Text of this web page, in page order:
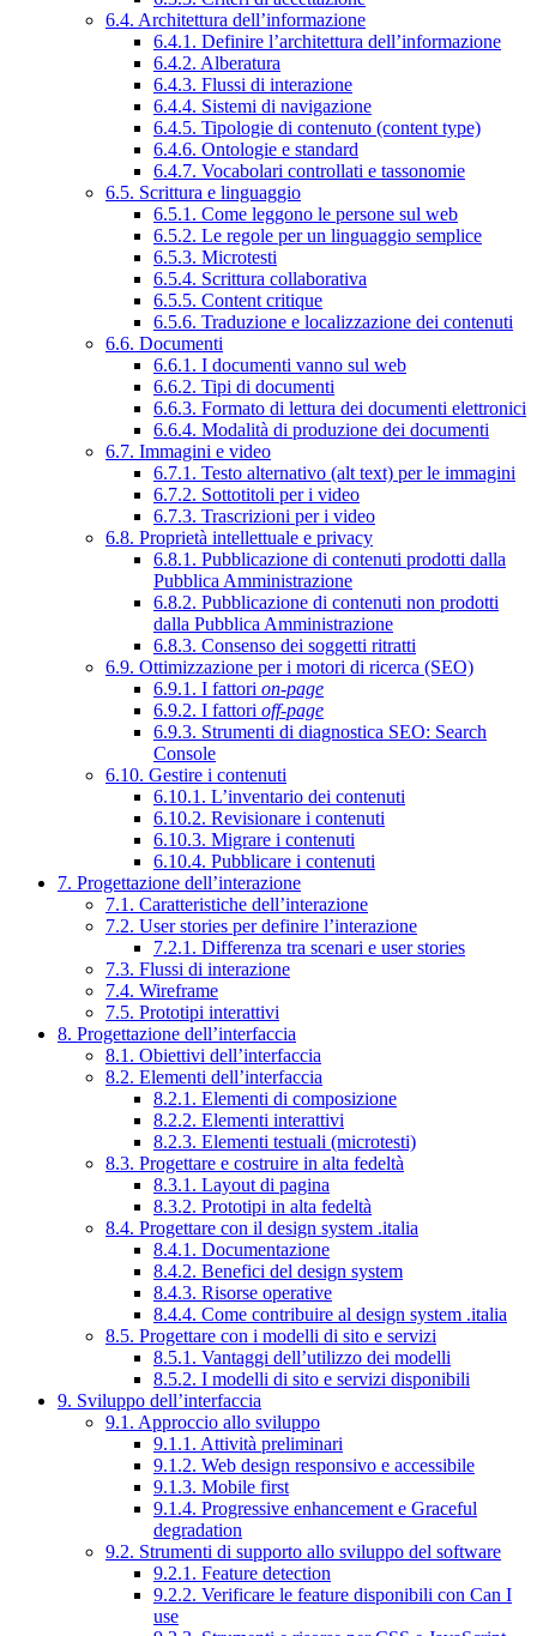
6.4. Architettura dell’informazione
6.4.1. Definire l’architettura dell’informazione
6.4.2. Alberatura
6.4.3. Flussi di interazione
6.4.4. Sistemi di navigazione
6.4.5. Tipologie di contenuto (content type)
6.4.6. Ontologie e standard
6.4.7. Vocabolari controllati e tassonomie
6.5. Scrittura e linguaggio
6.5.1. Come leggono le persone sul web
6.5.2. Le regole per un linguaggio semplice
6.5.3. Microtesti
6.5.4. Scrittura collaborativa
6.5.5. Content critique
6.5.6. Traduzione e localizzazione dei contenuti
6.6. Documenti
6.6.1. I documenti vanno sul web
6.6.2. Tipi di documenti
6.6.3. Formato di lettura dei documenti elettronici
6.6.4. Modalità di produzione dei documenti
6.7. Immagini e video
6.7.1. Testo alternativo (alt text) per le immagini
6.7.2. Sottotitoli per i video
6.7.3. Trascrizioni per i video
6.8. Proprietà intellettuale e privacy
6.8.1. Pubblicazione di contenuti prodotti dalla
Pubblica Amministrazione
6.8.2. Pubblicazione di contenuti non prodotti
dalla Pubblica Amministrazione
6.8.3. Consenso dei soggetti ritratti
6.9. Ottimizzazione per i motori di ricerca (SEO)
6.9.1. I fattori on-page
6.9.2. I fattori off-page
6.9.3. Strumenti di diagnostica SEO: Search
Console
6.10. Gestire i contenuti
6.10.1. L’inventario dei contenuti
6.10.2. Revisionare i contenuti
6.10.3. Migrare i contenuti
6.10.4. Pubblicare i contenuti
7. Progettazione dell’interazione
7.1. Caratteristiche dell’interazione
7.2. User stories per definire l’interazione
7.2.1. Differenza tra scenari e user stories
7.3. Flussi di interazione
7.4. Wireframe
7.5. Prototipi interattivi
8. Progettazione dell’interfaccia
8.1. Obiettivi dell’interfaccia
8.2. Elementi dell’interfaccia
8.2.1. Elementi di composizione
8.2.2. Elementi interattivi
8.2.3. Elementi testuali (microtesti)
8.3. Progettare e costruire in alta fedeltà
8.3.1. Layout di pagina
8.3.2. Prototipi in alta fedeltà
8.4. Progettare con il design system .italia
8.4.1. Documentazione
8.4.2. Benefici del design system
8.4.3. Risorse operative
8.4.4. Come contribuire al design system .italia
8.5. Progettare con i modelli di sito e servizi
8.5.1. Vantaggi dell’utilizzo dei modelli
8.5.2. I modelli di sito e servizi disponibili
9. Sviluppo dell’interfaccia
9.1. Approccio allo sviluppo
9.1.1. Attività preliminari
9.1.2. Web design responsivo e accessibile
9.1.3. Mobile first
9.1.4. Progressive enhancement e Graceful
degradation
9.2. Strumenti di supporto allo sviluppo del software
9.2.1. Feature detection
9.2.2. Verificare le feature disponibili con Can I
use